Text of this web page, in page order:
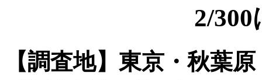
2/
【調査地】東京・秋葉原